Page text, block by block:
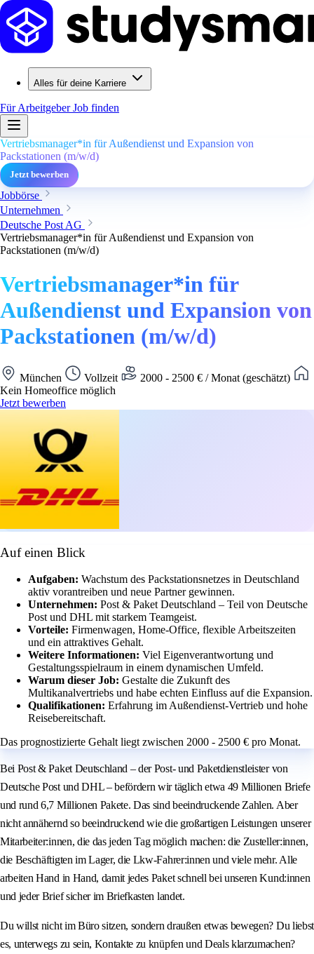
Alles für deine Karriere
Für ArbeitgeberJob finden
Vertriebsmanager*in für Außendienst und Expansion von
Packstationen (m/w/d)
Jetzt bewerben
Jobbörse
Unternehmen
Deutsche Post AG
Vertriebsmanager*in für Außendienst und Expansion von
Packstationen (m/w/d)
Vertriebsmanager*in für
Außendienst und Expansion von
Packstationen (m/w/d)
München Vollzeit
2000 - 2500 € / Monat (geschätzt)
Kein Homeoffice möglich
Jetzt bewerben
Auf einen Blick
Aufgaben: Wachstum des Packstationsnetzes in Deutschland
aktiv vorantreiben und neue Partner gewinnen.
Unternehmen: Post & Paket Deutschland – Teil von Deutsche
Post und DHL mit starkem Teamgeist.
Vorteile: Firmenwagen, Home-Office, flexible Arbeitszeiten
und ein attraktives Gehalt.
Weitere Informationen: Viel Eigenverantwortung und
Gestaltungsspielraum in einem dynamischen Umfeld.
Warum dieser Job: Gestalte die Zukunft des
Multikanalvertriebs und habe echten Einfluss auf die Expansion.
Qualifikationen: Erfahrung im Außendienst-Vertrieb und hohe
Reisebereitschaft.
Das prognostizierte Gehalt liegt zwischen 2000 - 2500 € pro Monat.
Bei Post & Paket Deutschland – der Post- und Paketdienstleister von
Deutsche Post und DHL – befördern wir täglich etwa 49 Millionen Briefe
und rund 6,7 Millionen Pakete. Das sind beeindruckende Zahlen. Aber
nicht annähernd so beeindruckend wie die großartigen Leistungen unserer
Mitarbeiter:innen, die das jeden Tag möglich machen: die Zusteller:innen,
die Beschäftigten im Lager, die Lkw-Fahrer:innen und viele mehr. Alle
arbeiten Hand in Hand, damit jedes Paket schnell bei unseren Kund:innen
und jeder Brief sicher im Briefkasten landet.
Du willst nicht im Büro sitzen, sondern draußen etwas bewegen? Du liebst
es, unterwegs zu sein, Kontakte zu knüpfen und Deals klarzumachen?